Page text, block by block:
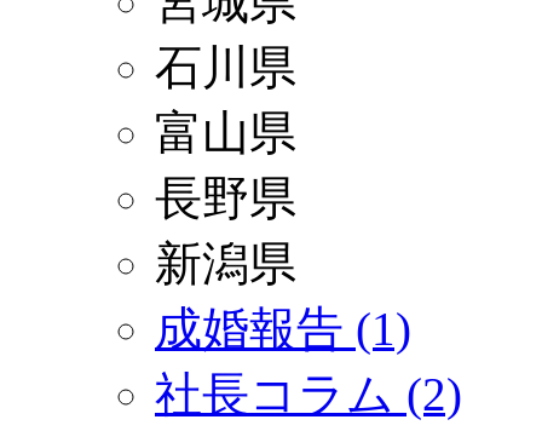
石川県
富山県
長野県
新潟県
成婚報告 (1)
社長コラム (2)